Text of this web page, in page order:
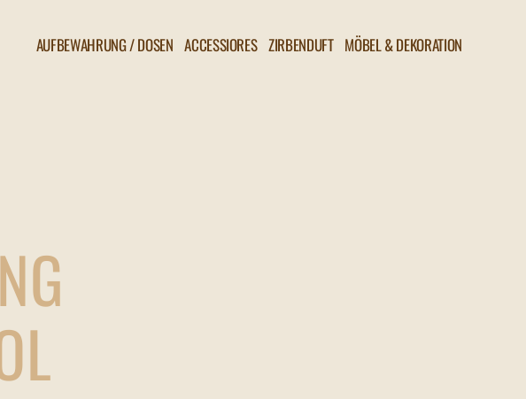
AUFBEWAHRUNG / DOSEN ACCESSIORES ZIRBENDUFT MÖBEL & DEKORATION